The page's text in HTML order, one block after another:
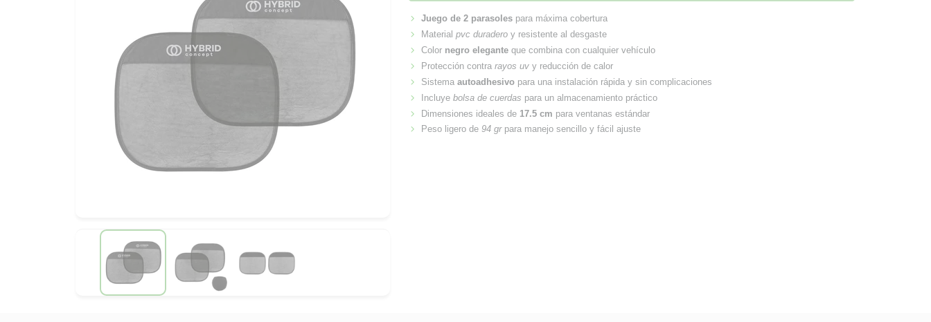
Juego de 2 parasoles para máxima cobertura
Materialpvc duradero y resistente al desgaste
Color negro elegante que combina con cualquier vehículo
Protección contrarayos uv y reducción de calor
Sistemaautoadhesivo para una instalación rápida y sin complicaciones
Incluyebolsa de cuerdas para un almacenamiento práctico
Dimensiones ideales de 17.5 cm para ventanas estándar
Peso ligero de94 grpara manejo sencillo y fácil ajuste